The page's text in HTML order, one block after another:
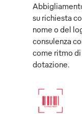
su richiesta
nome o del
consulenza
come ritmo
dotazione.